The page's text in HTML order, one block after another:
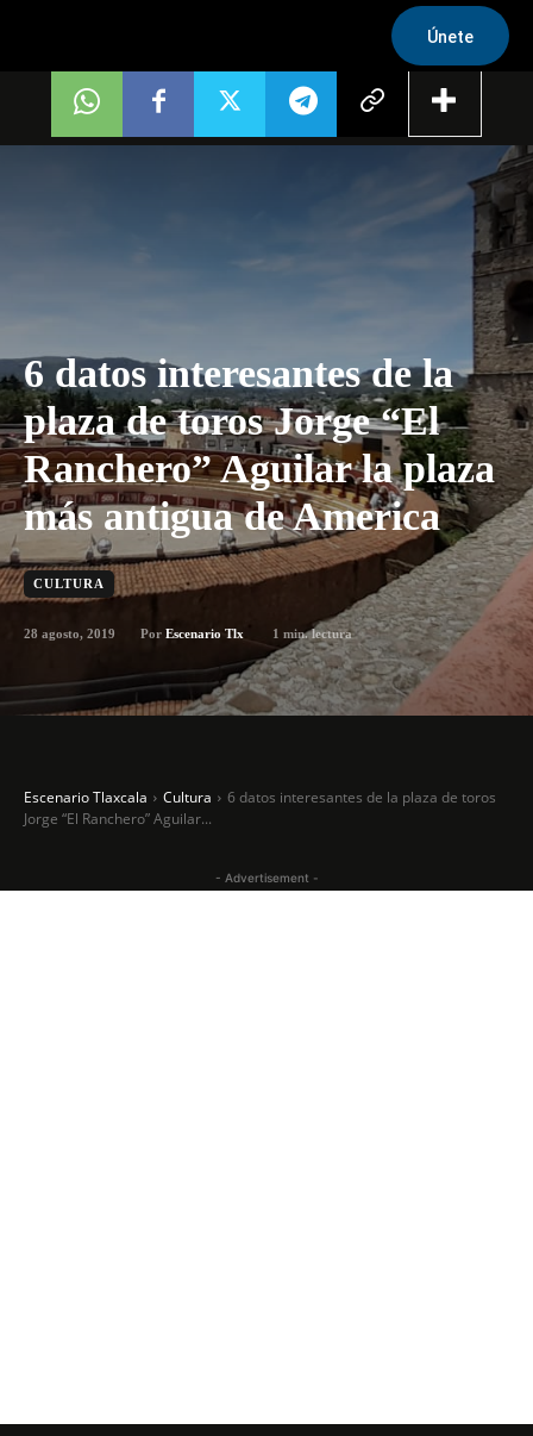
Únete
6 datos interesantes de la
plaza de toros Jorge “El
Ranchero” Aguilar la plaza
más antigua de America
CULTURA
28 agosto, 2019 Por Escenario Tlx 1 min. lectura
Escenario Tlaxcala Cultura
6 datos interesantes de la plaza de toros
Jorge “El Ranchero” Aguilar...
- Advertisement -